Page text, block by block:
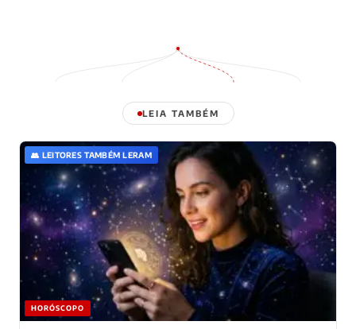
LEIA TAMBÉM
👥 LEITORES TAMBÉM LERAM
HORÓSCOPO